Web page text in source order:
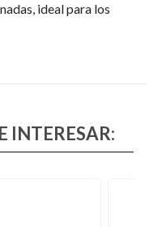
ideal para los
INTERESAR: